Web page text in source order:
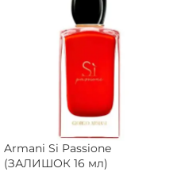
Armani Si Passione
(ЗАЛИШОК 16 мл)